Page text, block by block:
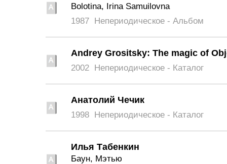
Bolotina, Irina Samuilovna
1987 Непериодическое - Альбом
Andrey Grositsky: The magic of
2002 Непериодическое - Каталог
Анатолий Чечик
1998 Непериодическое - Каталог
Илья Табенкин
Баун, Мэтью